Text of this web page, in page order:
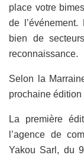
place votre
de
bien de
reconnaissance.
Selon la
prochaine
La première
l’agence de
Yakou Sarl, du